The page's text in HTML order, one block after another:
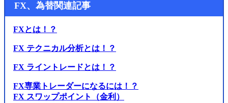
FX、為替関連記事
FXとは！？
FX テクニカル分析とは！？
FX ライントレードとは！？
FX専業トレーダーになるには！？
FX スワップポイント（金利）